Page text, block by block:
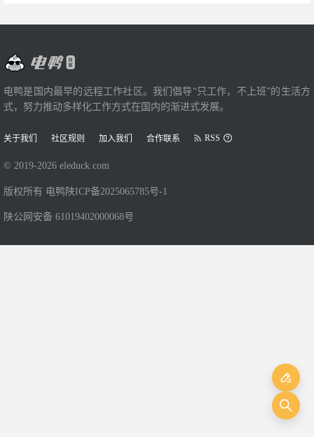
电鸭是国内最早的远程工作社区。我们倡导“只工作，不上班”的生活方
式，努力推动多样化工作方式在国内的渐进式发展。
关于我们 社区规则 加入我们 合作联系 RSS
© 2019-2026 eleduck.com
版权所有 电鸭 陕ICP备2025065785号-1
陕公网安备 61019402000068号